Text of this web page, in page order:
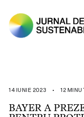
ȘTIRI
OPINII
14 IUNIE 2023 • 12
BAYER A